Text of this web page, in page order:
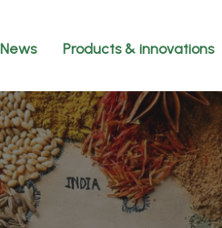
News Products & innovations